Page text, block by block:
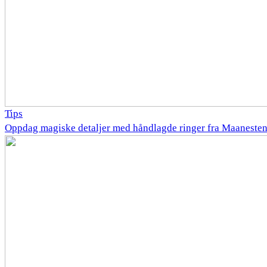
Tips
Oppdag magiske detaljer med håndlagde ringer fra Maanesten